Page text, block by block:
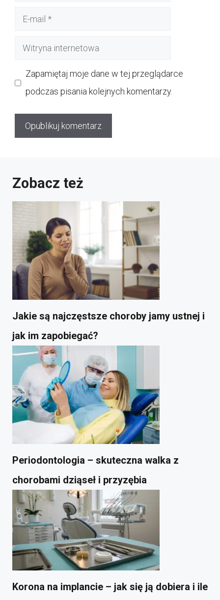
Witryna
Zapamiętaj moje dane w tej przeglądarce
podczas pisania kolejnych komentarzy.
Zobacz też
Jakie są najczęstsze choroby jamy ustnej i
jak im zapobiegać?
Periodontologia – skuteczna walka z
chorobami dziąseł i przyzębia
Korona na implancie – jak się ją dobiera i ile